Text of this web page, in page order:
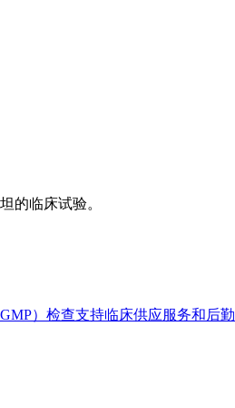
的临床试验。
）检查支持临床供应服务和后勤